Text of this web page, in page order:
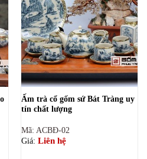
Ấm trà cổ gốm sứ Bát Tràng uy
tín chất lượng
Mã: ACBĐ-02
Giá: Liên hệ